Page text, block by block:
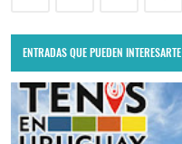
ENTRADAS QUE PUEDEN INTERESARTE